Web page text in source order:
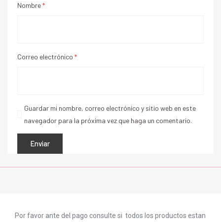
Nombre*
Correo electrónico *
Guardar mi nombre, correo electrónico y sitio web en este
navegador para la próxima vez que haga un comentario.
Por favor ante del pago consulte si todos los productos estan